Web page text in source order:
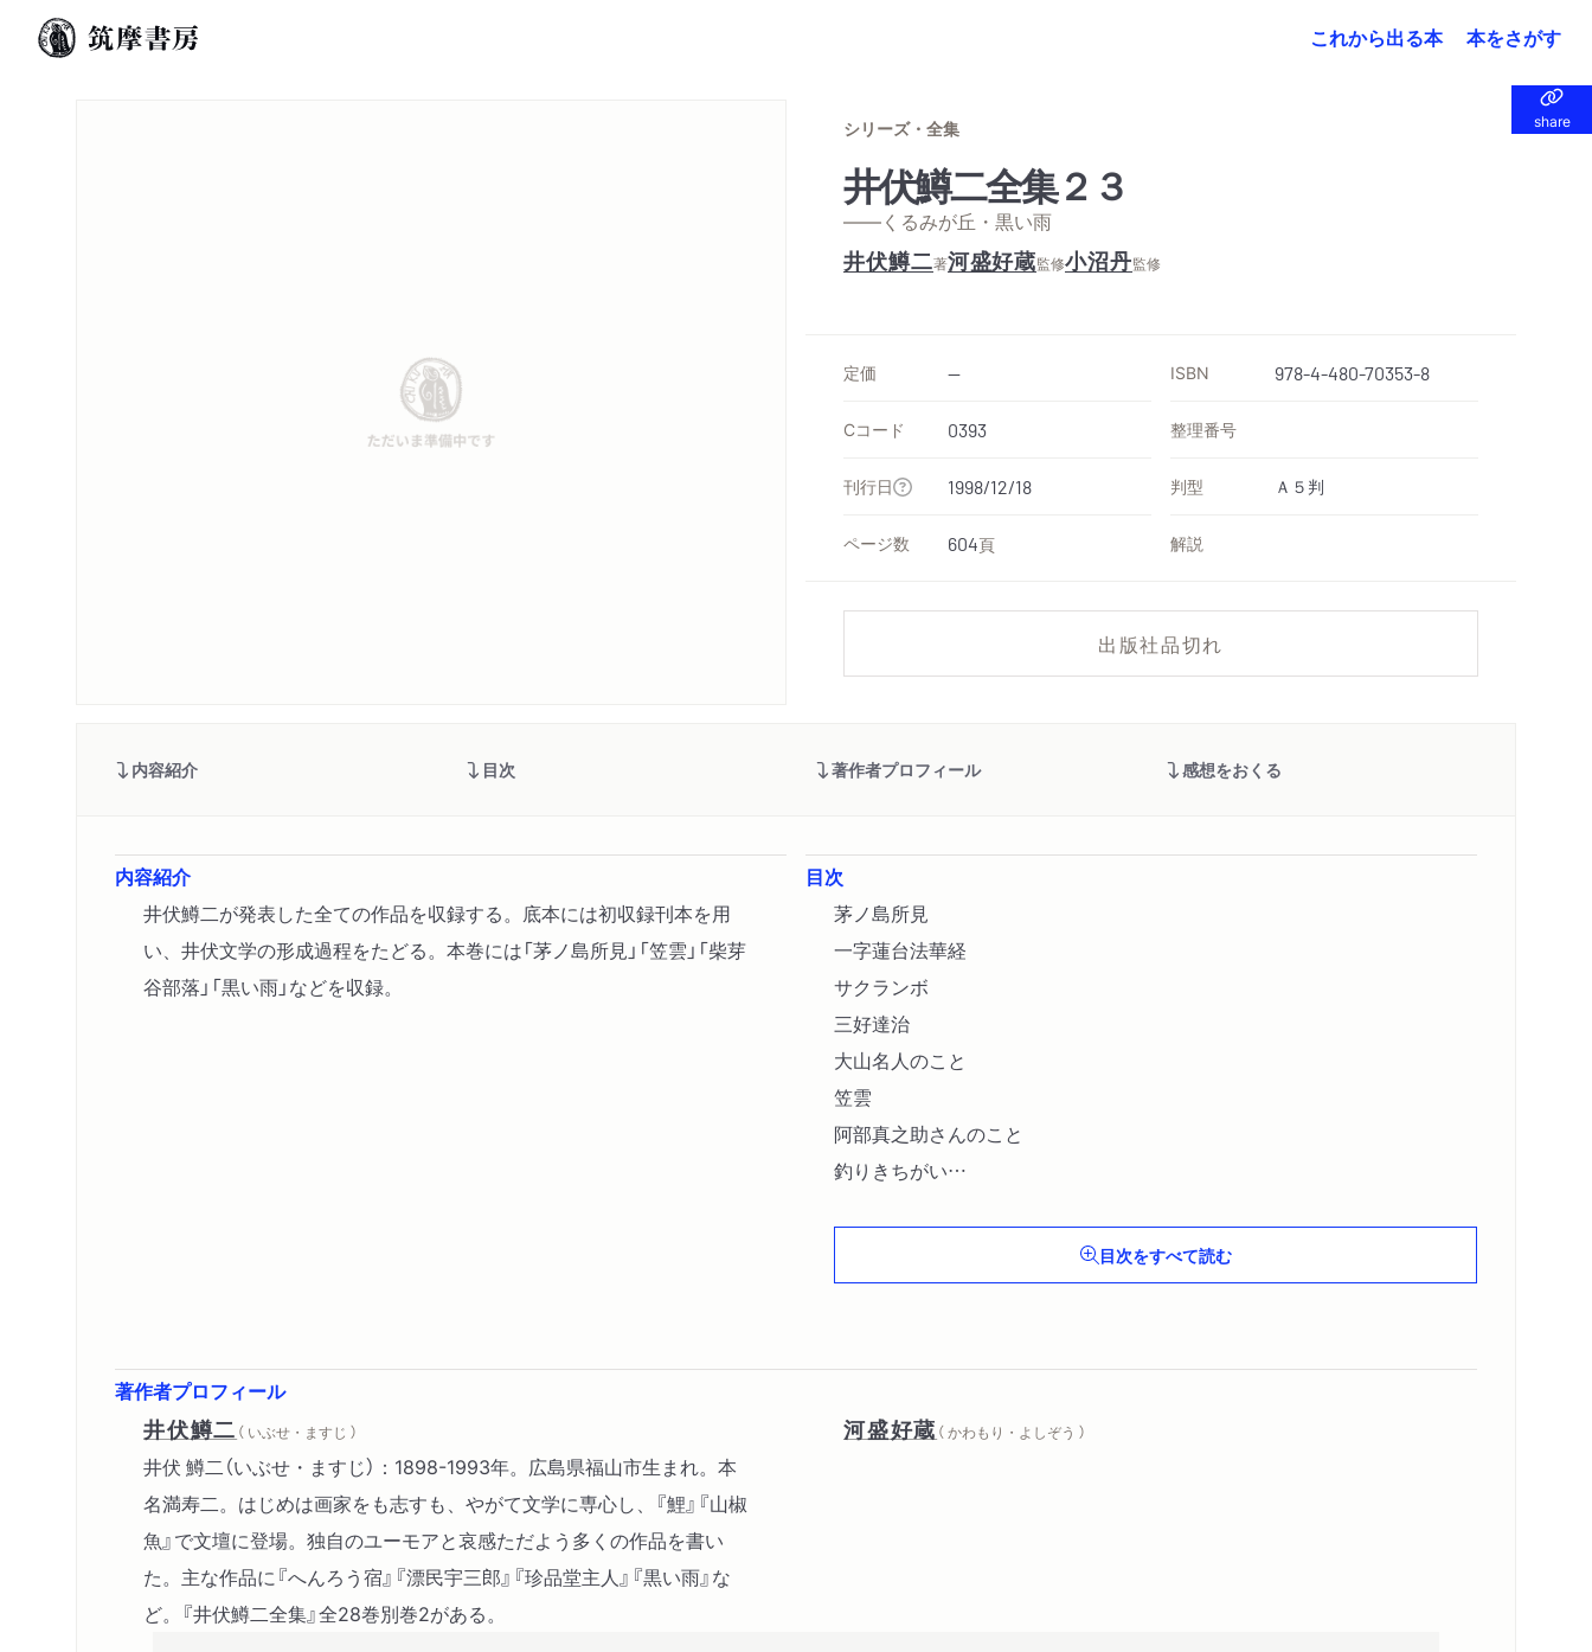
これから出る本 本をさがす
share
share
シリーズ・全集
井伏鱒二全集２３
——くるみが丘・黒い雨
井伏鱒二著河盛好蔵監修小沼丹監修
定価 -- ISBN 978-4-480-70353-8
Cコード 0393 整理番号
刊行日 1998/12/18 判型 Ａ５判
ページ数 604頁 解説
出版社品切れ
内容紹介 目次 著作者プロフィール 感想をおくる
内容紹介
井伏鱒二が発表した全ての作品を収録する。底本には初収録刊本を用
い、井伏文学の形成過程をたどる。本巻には「茅ノ島所見」「笠雲」「柴芽
谷部落」「黒い雨」などを収録。
目次
茅ノ島所見
一字蓮台法華経
サクランボ
三好達治
大山名人のこと
笠雲
阿部真之助さんのこと
釣りきちがい
目次をすべて読む
著作者プロフィール
井伏鱒二 （ いぶせ・ますじ ）
井伏 鱒二（いぶせ・ますじ）：1898-1993年。広島県福山市生まれ。本
名満寿二。はじめは画家をも志すも、やがて文学に専心し、『鯉』『山椒
魚』で文壇に登場。独自のユーモアと哀感ただよう多くの作品を書い
た。主な作品に『へんろう宿』『漂民宇三郎』『珍品堂主人』『黒い雨』な
ど。『井伏鱒二全集』全28巻別巻2がある。
河盛好蔵 （ かわもり・よしぞう ）